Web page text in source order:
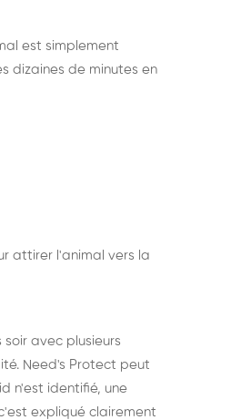
est simplement
dizaines de minutes en
attirer l'animal vers la
avec plusieurs
Need's Protect peut
n'est identifié, une
expliqué clairement